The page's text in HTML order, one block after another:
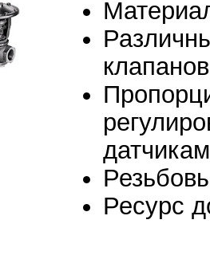
клапанов
Ресурс